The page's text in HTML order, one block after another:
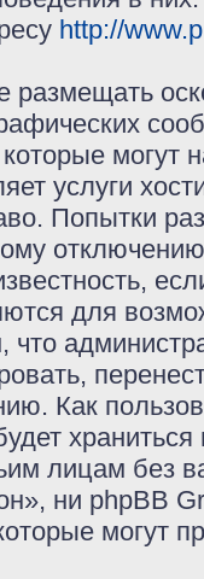
http://
размещать
могут
услуги
Попытки
для
что
Как
лицам без
ни phpBB
могут